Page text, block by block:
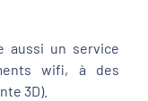
aussi un service
wifi, à des
3D).